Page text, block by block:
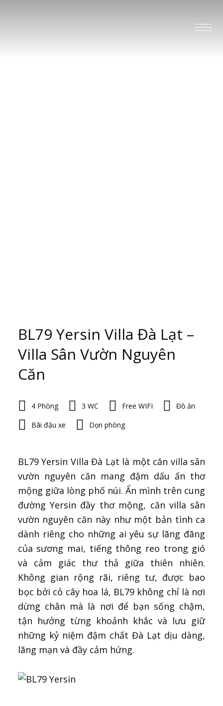
BL79 Yersin Villa Đà Lạt –
Villa Sân Vườn Nguyên
Căn
4 Phòng 3 WC Free WIFI
Đồ ăn
Bãi đậu xe
Dọn phòng
BL79 Yersin Villa Đà Lạt là một căn villa sân
vườn nguyên căn mang đậm dấu ấn thơ
mộng giữa lòng phố núi. Ẩn mình trên cung
đường Yersin đầy thơ mộng, căn villa sân
vườn nguyên căn này như một bản tình ca
dành riêng cho những ai yêu sự lãng đãng
của sương mai, tiếng thông reo trong gió
và cảm giác thư thả giữa thiên nhiên.
Không gian rộng rãi, riêng tư, được bao
bọc bởi cỏ cây hoa lá, BL79 không chỉ là nơi
dừng chân mà là nơi để bạn sống chậm,
tận hưởng từng khoảnh khắc và lưu giữ
những kỷ niệm đậm chất Đà Lạt dịu dàng,
lãng mạn và đầy cảm hứng.